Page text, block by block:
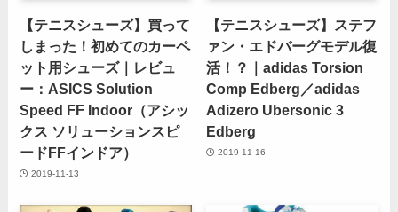
【テニスシューズ】買って
しまった！初めてのカーペ
ット用シューズ｜レビュ
ー：ASICS Solution
Speed FF Indoor（アシッ
クス ソリューションスピ
ードFFインドア）
2019-11-13
【テニスシューズ】ステフ
ァン・エドバーグモデル復
活！？｜adidas Torsion
Comp Edberg／adidas
Adizero Ubersonic 3
Edberg
2019-11-16